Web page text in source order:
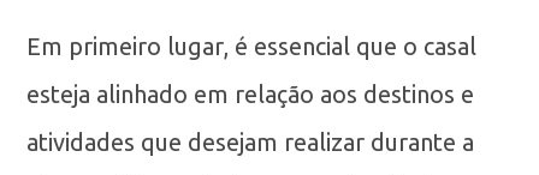
Em primeiro lugar, é essencial que o casal
esteja alinhado em relação aos destinos e
atividades que desejam realizar durante a